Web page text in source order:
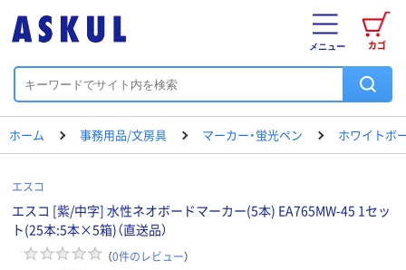
カゴ
メニュー
ホーム 事務用品/文房具 マーカー・蛍光ペン ホワイトボ
エスコ
エスコ [紫/中字] 水性ネオボードマーカー(5本) EA765MW-45 1セッ
ト(25本:5本×5箱)（直送品）
（0件のレビュー）